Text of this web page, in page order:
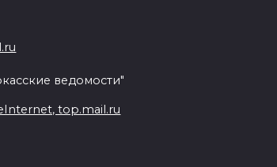
ведомости"
top.mail.ru